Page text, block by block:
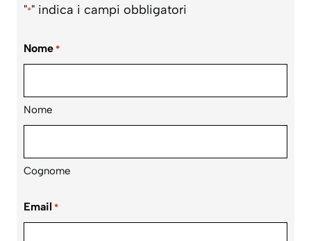
"*" indica i campi obbligatori
Nome *
Nome
Cognome
Email *